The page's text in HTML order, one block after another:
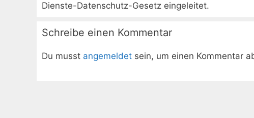
Dienste-Datenschutz-Gesetz eingeleitet.
Schreibe einen Kommentar
Du musst angemeldet sein, um einen Kommentar